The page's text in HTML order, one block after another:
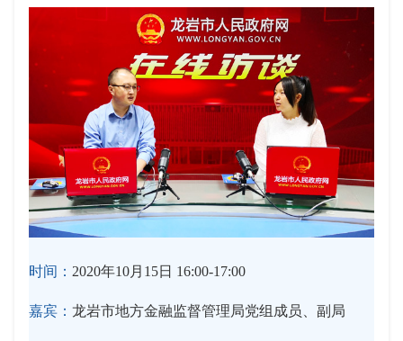
时间： 2020年10月15日 16:00-17:00
嘉宾： 龙岩市地方金融监督管理局党组成员、副局